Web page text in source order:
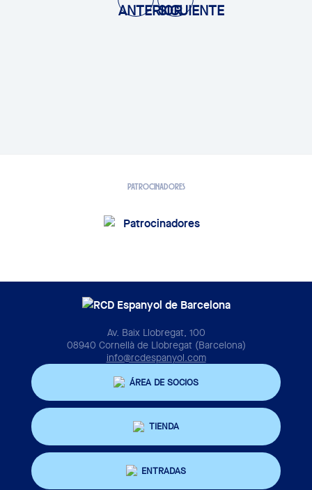
PATROCINADORES
Av. Baix Llobregat, 100
08940 Cornellà de Llobregat (Barcelona)
info@rcdespanyol.com
ÁREA DE SOCIOS
TIENDA
ENTRADAS